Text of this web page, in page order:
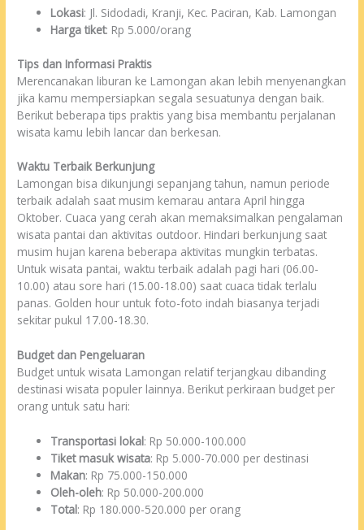
Lokasi: Jl. Sidodadi, Kranji, Kec. Paciran, Kab. Lamongan
Harga tiket: Rp 5.000/orang
Tips dan Informasi Praktis
Merencanakan liburan ke Lamongan akan lebih menyenangkan
jika kamu mempersiapkan segala sesuatunya dengan baik.
Berikut beberapa tips praktis yang bisa membantu perjalanan
wisata kamu lebih lancar dan berkesan.
Waktu Terbaik Berkunjung
Lamongan bisa dikunjungi sepanjang tahun, namun periode
terbaik adalah saat musim kemarau antara April hingga
Oktober. Cuaca yang cerah akan memaksimalkan pengalaman
wisata pantai dan aktivitas outdoor. Hindari berkunjung saat
musim hujan karena beberapa aktivitas mungkin terbatas.
Untuk wisata pantai, waktu terbaik adalah pagi hari (06.00-
10.00) atau sore hari (15.00-18.00) saat cuaca tidak terlalu
panas. Golden hour untuk foto-foto indah biasanya terjadi
sekitar pukul 17.00-18.30.
Budget dan Pengeluaran
Budget untuk wisata Lamongan relatif terjangkau dibanding
destinasi wisata populer lainnya. Berikut perkiraan budget per
orang untuk satu hari:
Transportasi lokal: Rp 50.000-100.000
Tiket masuk wisata: Rp 5.000-70.000 per destinasi
Makan: Rp 75.000-150.000
Oleh-oleh: Rp 50.000-200.000
Total: Rp 180.000-520.000 per orang